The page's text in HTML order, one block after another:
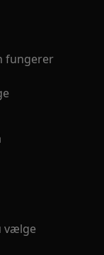
fungerer
vælge